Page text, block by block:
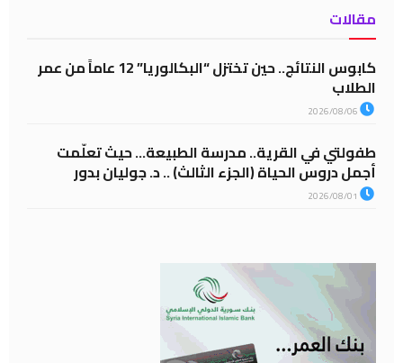
مقالات
كابوس النتائج.. حين تختزل “البكالوريا” 12 عاماً من عمر
الطلاب
طفولتي في القرية.. مدرسة الطبيعة… حيث تعلّمت
أجمل دروس الحياة (الجزء الثالث) .. د. جوليان بدور